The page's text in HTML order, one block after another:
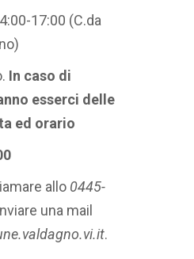
17:00 (C.da
In caso di
esserci delle
ed orario
allo 0445-
una mail
.